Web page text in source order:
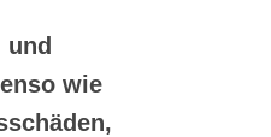
und
wie